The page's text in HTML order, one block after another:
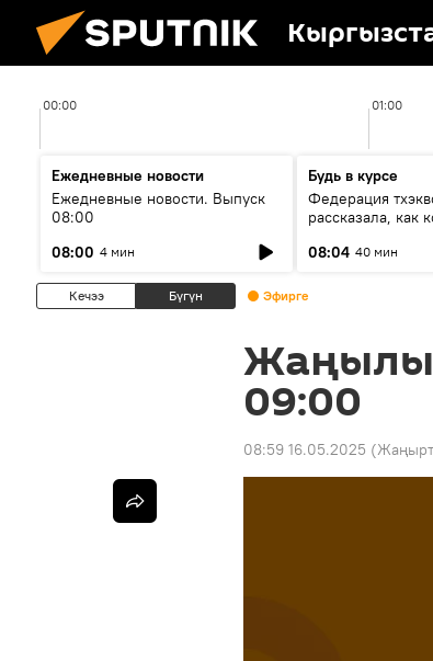
00:00 01:00
Ежедневные новости
Ежедневные новости. Выпуск
08:00
08:00 4 мин
Будь в курсе
Федерация
рассказала, как
08:04 40 мин
Кечээ Бүгүн Эфирге
09:00
08:59 16.05.2025